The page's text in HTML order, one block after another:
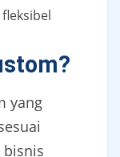
yang
bisnis